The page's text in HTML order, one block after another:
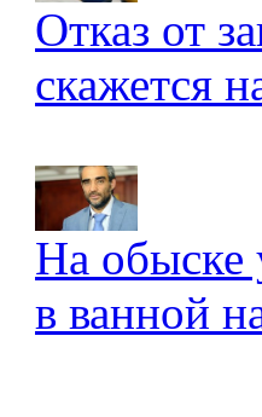
Отказ от
скажется
На обыске
в ванной